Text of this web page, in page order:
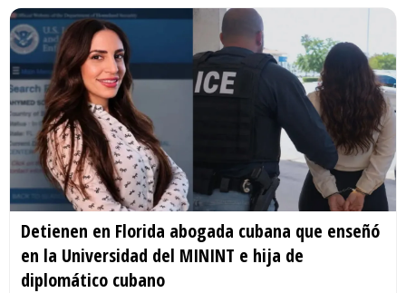
Detienen en Florida abogada cubana que enseñó
en la Universidad del MININT e hija de
diplomático cubano